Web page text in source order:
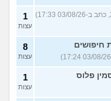
1
עצות
חיפושים
8
עצות
פלוס 1
עצות